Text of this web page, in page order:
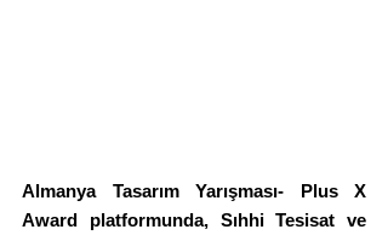
Almanya Tasarım Yarışması- Plus X
Award platformunda, Sıhhi Tesisat ve